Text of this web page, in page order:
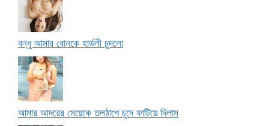
বন্ধু আমার বোনকে হার্ডলী চুদলো
আমার আদরের মেয়েকে তলঠাপে চুদে ফাটিয়ে দিলাম